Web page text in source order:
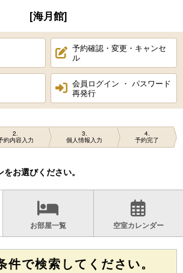
[海月館]
予約確認・変更・キャンセ
ル
会員ログイン ・ パスワード
再発行
2
約内容入力
3
個人情報入力
4
予約完了
お選びください。
お部屋一覧 空室カレンダー
件で検索してください。